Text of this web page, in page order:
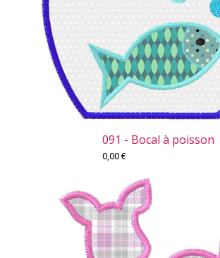
091 - Bocal à poisson
0,00€